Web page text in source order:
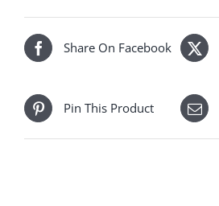
Share On Facebook
Pin This Product